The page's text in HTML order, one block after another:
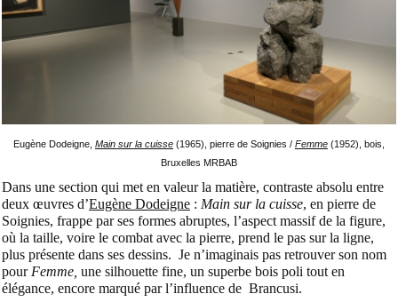
Eugène Dodeigne, Main sur la cuisse (1965), pierre de Soignies / Femme (1952), bois,
Bruxelles MRBAB
Dans une section qui met en valeur la matière, contraste absolu entre
deux œuvres d’Eugène Dodeigne : Main sur la cuisse, en pierre de
Soignies, frappe par ses formes abruptes, l’aspect massif de la figure,
où la taille, voire le combat avec la pierre, prend le pas sur la ligne,
plus présente dans ses dessins. Je n’imaginais pas retrouver son nom
pour Femme, une silhouette fine, un superbe bois poli tout en
élégance, encore marqué par l’influence de Brancusi.